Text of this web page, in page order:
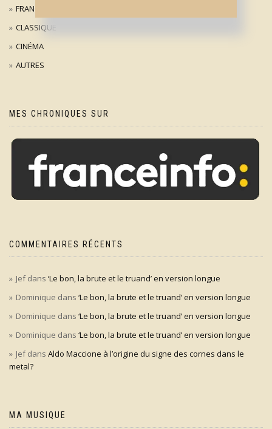
FRANÇAIS
CLASSIQUE
CINÉMA
AUTRES
MES CHRONIQUES SUR
COMMENTAIRES RÉCENTS
Jefdans ‘Le bon, la brute et le truand’ en version longue
Dominique dans ‘Le bon, la brute et le truand’ en version longue
Dominique dans ‘Le bon, la brute et le truand’ en version longue
Dominique dans ‘Le bon, la brute et le truand’ en version longue
Jefdans Aldo Maccione à l’origine du signe des cornes dans le
metal?
MA MUSIQUE